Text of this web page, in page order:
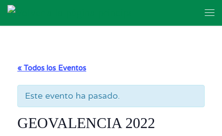
Skip to content
« Todos los Eventos
Este evento ha pasado.
GEOVALENCIA 2022